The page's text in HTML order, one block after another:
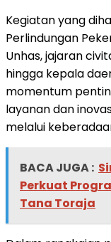
Kegiatan yang
Perlindungan
Unhas, jajaran
hingga kepala
momentum
layanan dan
melalui
BACA JUGA :
Perkuat
Tana Toraja